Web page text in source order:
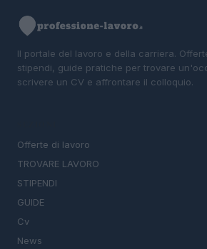
Il portale del lavoro e della carriera.
stipendi, guide pratiche per trovare
scrivere un CV e affrontare il colloquio.
Offerte di lavoro
TROVARE LAVORO
STIPENDI
GUIDE
Cv
News